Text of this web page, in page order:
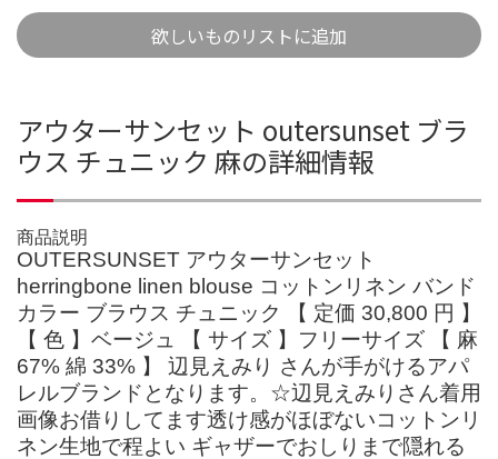
欲しいものリストに追加
アウターサンセット outersunset ブラ
ウス チュニック 麻の詳細情報
商品説明
OUTERSUNSET アウターサンセット
herringbone linen blouse コットンリネン バンド
カラー ブラウス チュニック 【 定価 30,800 円 】
【 色 】ベージュ 【 サイズ 】フリーサイズ 【 麻
67% 綿 33% 】 辺見えみり さんが手がけるアパ
レルブランドとなります。☆辺見えみりさん着用
‪画像お借りしてます透け感がほぼないコットンリ
ネン生地で程よい ギャザーでおしりまで隠れる